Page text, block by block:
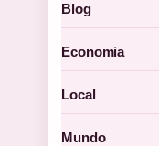
Blog
Economia
Local
Mundo